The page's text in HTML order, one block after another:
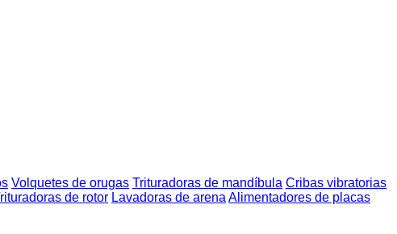
Volquetes de orugas Trituradoras de mandíbula Cribas vibratorias
de rotor Lavadoras de arena Alimentadores de placas